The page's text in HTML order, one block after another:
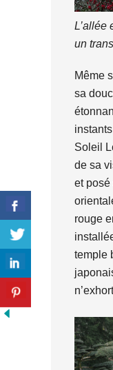
L’allée
un
Même
sa
Soleil
de sa
et
rouge
temple